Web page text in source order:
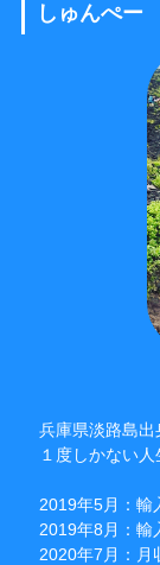
しゅんぺー
兵庫県淡路島
１度しかない人
2019年5月：輸
2019年8月：輸
2020年7月：月